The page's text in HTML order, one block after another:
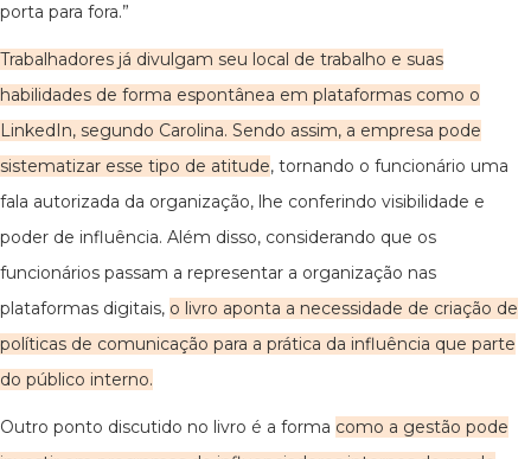
porta para fora.”
Trabalhadores já divulgam seu local de trabalho e suas
habilidades de forma espontânea em plataformas como o
LinkedIn, segundo Carolina. Sendo assim, a empresa pode
sistematizar esse tipo de atitude, tornando o funcionário uma
fala autorizada da organização, lhe conferindo visibilidade e
poder de influência. Além disso, considerando que os
funcionários passam a representar a organização nas
plataformas digitais, o livro aponta a necessidade de criação de
políticas de comunicação para a prática da influência que parte
do público interno.
Outro ponto discutido no livro é a forma como a gestão pode